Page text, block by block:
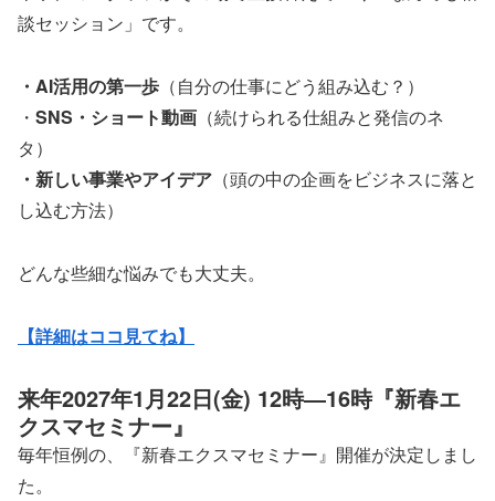
談セッション」です。
・AI活用の第一歩 （自分の仕事にどう組み込む？）
・ SNS・ショート動画 （続けられる仕組みと発信のネ
タ）
・新しい事業やアイデア （頭の中の企画をビジネスに落と
し込む方法）
どんな些細な悩みでも大丈夫。
【詳細はココ見てね】
来年2027年1月22日(金) 12時―16時『新春エ
クスマセミナー』
毎年恒例の、『新春エクスマセミナー』開催が決定しまし
た。